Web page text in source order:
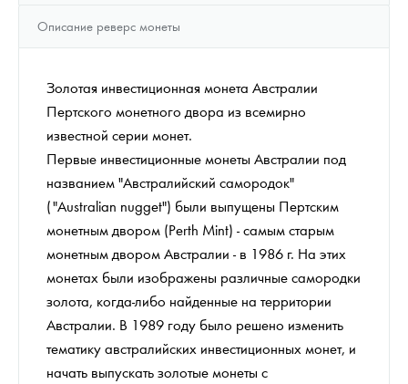
Описание реверс монеты
Золотая инвестиционная монета Австралии
Пертского монетного двора из всемирно
известной серии монет.
Первые инвестиционные монеты Австралии под
названием "Австралийский самородок"
("Australian nugget") были выпущены Пертским
монетным двором (Perth Mint) - самым старым
монетным двором Австралии - в 1986 г. На этих
монетах были изображены различные самородки
золота, когда-либо найденные на территории
Австралии. В 1989 году было решено изменить
тематику австралийских инвестиционных монет, и
начать выпускать золотые монеты с